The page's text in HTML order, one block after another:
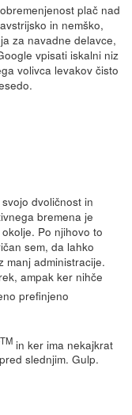
plač nad
in nemško,
za navadne delavce,
vpisati iskalni niz
volivca levakov čisto
dvoličnost in
bremena je
Po njihovo to
sem, da lahko
manj administracije.
ampak ker nihče
prefinjeno
TM in ker ima nekajkrat
slednjim. Gulp.